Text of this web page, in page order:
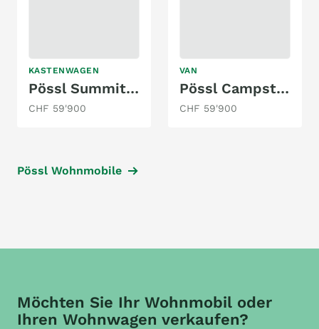
KASTENWAGEN
Pössl Summit Shine 600
CHF 59'900
VAN
Pössl CampstAr 116 CDi Automat
CHF 59'900
Pössl Wohnmobile
Möchten Sie Ihr Wohnmobil oder
Ihren Wohnwagen verkaufen?